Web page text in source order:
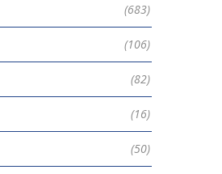
(683)
(106)
(82)
(16)
(50)